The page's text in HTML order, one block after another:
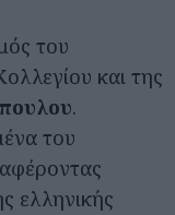
του
και της
.
του
ελληνικής